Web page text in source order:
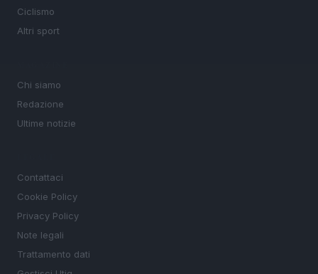
Ciclismo
Altri sport
Chi siamo
Redazione
Ultime notizie
Contattaci
Cookie Policy
Privacy Policy
Note legali
Trattamento dati